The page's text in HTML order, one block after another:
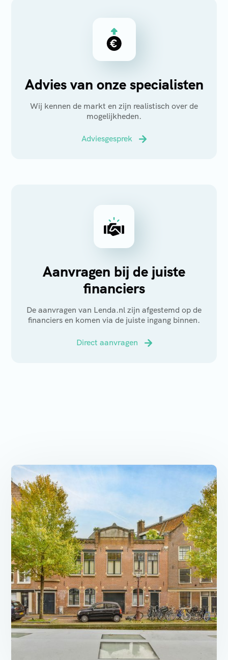
Advies van onze specialisten
Wij kennen de markt en zijn realistisch over de
mogelijkheden.
Adviesgesprek
Aanvragen bij de juiste
financiers
De aanvragen van Lenda.nl zijn afgestemd op de
financiers en komen via de juiste ingang binnen.
Direct aanvragen